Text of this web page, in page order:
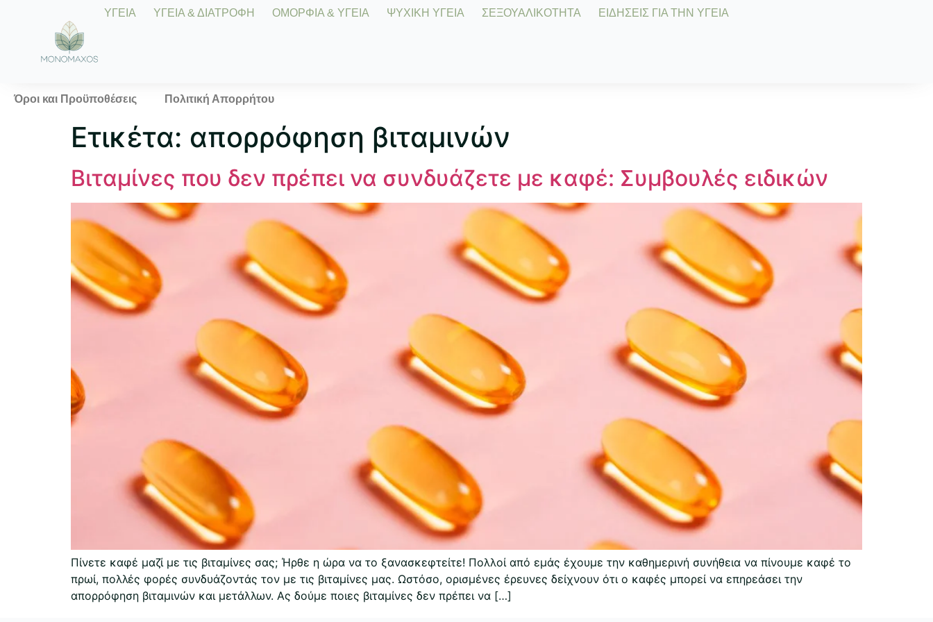
ΥΓΕΙΑ ΥΓΕΙΑ & ΔΙΑΤΡΟΦΗ ΟΜΟΡΦΙΑ & ΥΓΕΙΑ ΨΥΧΙΚΗ ΥΓΕΙΑ ΣΕΞΟΥΑΛΙΚΟΤΗΤΑ ΕΙΔΗΣΕΙΣ ΓΙΑ ΤΗΝ ΥΓΕΙΑ
Όροι και Προϋποθέσεις Πολιτική Απορρήτου
Ετικέτα: απορρόφηση βιταμινών
Βιταμίνες που δεν πρέπει να συνδυάζετε με καφέ: Συμβουλές ειδικών
Πίνετε καφέ μαζί με τις βιταμίνες σας; Ήρθε η ώρα να το ξανασκεφτείτε! Πολλοί από εμάς έχουμε την καθημερινή συνήθεια να πίνουμε καφέ το
πρωί, πολλές φορές συνδυάζοντάς τον με τις βιταμίνες μας. Ωστόσο, ορισμένες έρευνες δείχνουν ότι ο καφές μπορεί να επηρεάσει την
απορρόφηση βιταμινών και μετάλλων. Ας δούμε ποιες βιταμίνες δεν πρέπει να […]